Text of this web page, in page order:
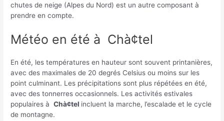
chutes de neige (Alpes du Nord) est un autre composant à
prendre en compte.
Météo en été à Chà¢tel
En été, les températures en hauteur sont souvent printanières,
avec des maximales de 20 degrés Celsius ou moins sur les
point culminant. Les précipitations sont plus répétées en été,
avec des tonnerres occasionnels. Les activités estivales
populaires àChà¢tel incluent la marche, l’escalade et le cycle
de montagne.